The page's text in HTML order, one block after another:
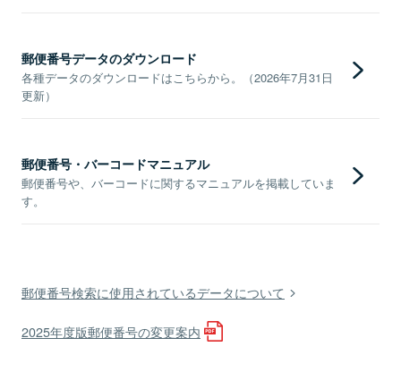
郵便番号データのダウンロード
各種データのダウンロードはこちらから。（2026年7月31日
更新）
郵便番号・バーコードマニュアル
郵便番号や、バーコードに関するマニュアルを掲載していま
す。
郵便番号検索に使用されているデータについて
2025年度版郵便番号の変更案内